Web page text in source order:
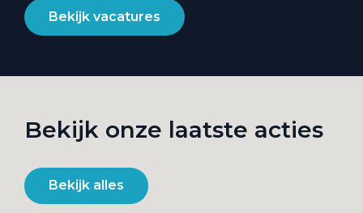
Bekijk vacatures
Bekijk onze laatste acties
Bekijk alles